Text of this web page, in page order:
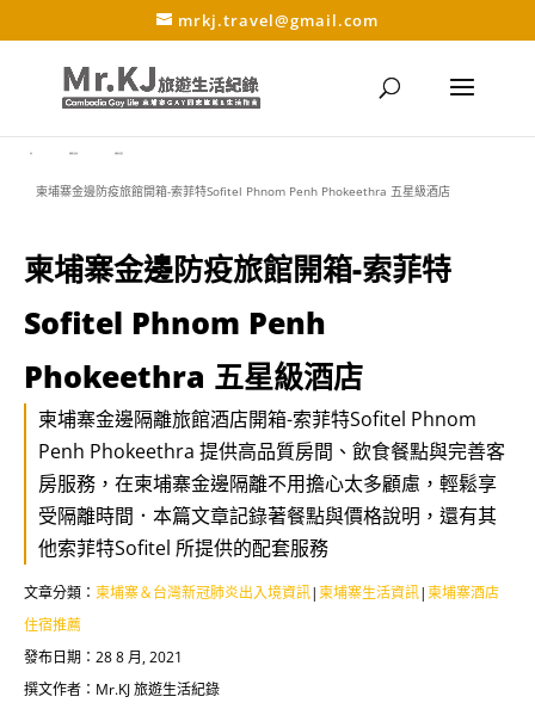
mrkj.travel@gmail.com
柬埔寨金邊防疫旅館開箱-索菲特Sofitel Phnom Penh Phokeethra 五星級酒店
柬埔寨金邊防疫旅館開箱-索菲特
Sofitel Phnom Penh
Phokeethra 五星級酒店
柬埔寨金邊隔離旅館酒店開箱-索菲特Sofitel Phnom
Penh Phokeethra 提供高品質房間、飲食餐點與完善客
房服務，在柬埔寨金邊隔離不用擔心太多顧慮，輕鬆享
受隔離時間．本篇文章記錄著餐點與價格說明，還有其
他索菲特Sofitel 所提供的配套服務
文章分類： 柬埔寨＆台灣新冠肺炎出入境資訊|柬埔寨生活資訊|柬埔寨酒店
住宿推薦
發布日期：28 8 月, 2021
撰文作者：Mr.KJ 旅遊生活紀錄